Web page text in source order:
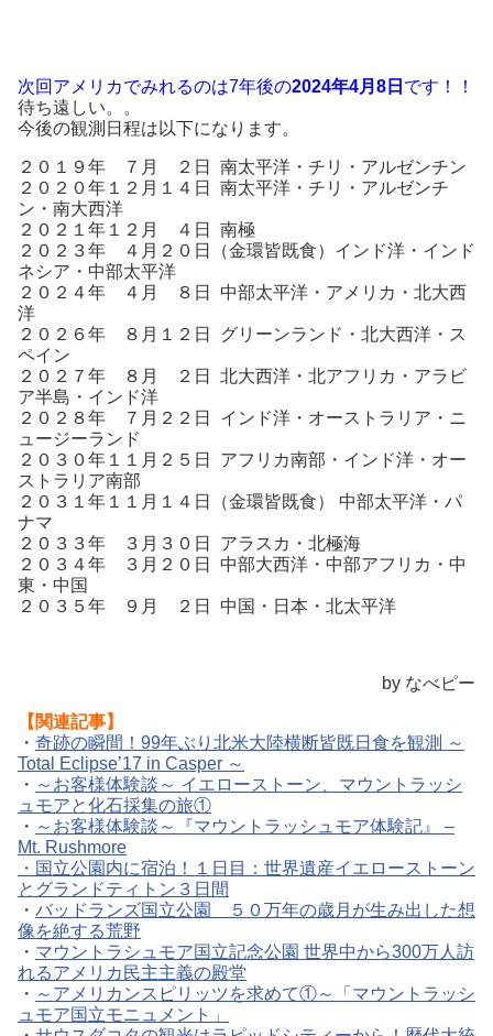
次回アメリカでみれるのは7年後の2024年4月8日 です！！
待ち遠しい。。
今後の観測日程は以下になります。
２０１９年 ７月 ２日 南太平洋・チリ・アルゼンチン
２０２０年１２月１４日 南太平洋・チリ・アルゼンチ
ン・南大西洋
２０２１年１２月 ４日 南極
２０２３年 ４月２０日（金環皆既食）インド洋・インド
ネシア・中部太平洋
２０２４年 ４月 ８日 中部太平洋・アメリカ・北大西
洋
２０２６年 ８月１２日 グリーンランド・北大西洋・ス
ペイン
２０２７年 ８月 ２日 北大西洋・北アフリカ・アラビ
ア半島・インド洋
２０２８年 ７月２２日 インド洋・オーストラリア・ニ
ュージーランド
２０３０年１１月２５日 アフリカ南部・インド洋・オー
ストラリア南部
２０３１年１１月１４日（金環皆既食） 中部太平洋・パ
ナマ
２０３３年 ３月３０日 アラスカ・北極海
２０３４年 ３月２０日 中部大西洋・中部アフリカ・中
東・中国
２０３５年 ９月 ２日 中国・日本・北太平洋
by なべピー
【関連記事】
・ 奇跡の瞬間！99年ぶり北米大陸横断皆既日食を観測 ～
Total Eclipse’17 in Casper ～
・ ～お客様体験談～ イエローストーン、マウントラッシ
ュモアと化石採集の旅①
・ ～お客様体験談～『マウントラッシュモア体験記』 –
Mt. Rushmore
・ 国立公園内に宿泊！１日目：世界遺産イエローストーン
とグランドティトン３日間
・ バッドランズ国立公園 ５０万年の歳月が生み出した想
像を絶する荒野
・ マウントラシュモア国立記念公園 世界中から300万人訪
れるアメリカ民主主義の殿堂
・ ～アメリカンスピリッツを求めて①～「マウントラッシ
ュモア国立モニュメント」